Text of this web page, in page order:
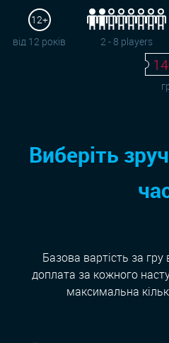
12+
від 12 років
2 - 8 players
Виберіть
Базова вартість за
доплата за кожного
максимальна